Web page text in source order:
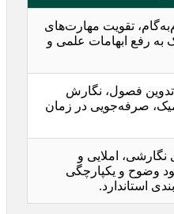
تقویت مهارت‌های
به رفع ابهامات علمی و
تدوین فصول، نگارش
صرفه‌جویی در زمان
املایی و
وضوح و یکپارچگی
استاندارد.